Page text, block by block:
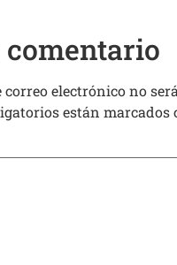
comentario
electrónico no
están marcados